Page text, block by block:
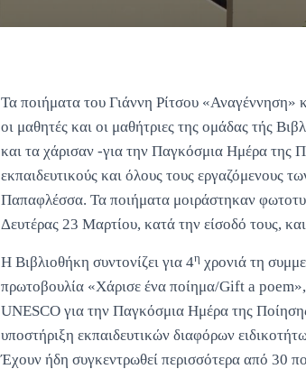
Τα ποιήματα του Γιάννη Ρίτσου «Αναγέννηση»
οι μαθητές και οι μαθήτριες της ομάδας τής
και τα χάρισαν -για την Παγκόσμια Ημέρα της
εκπαιδευτικούς και όλους τους εργαζόμενους
Παπαφλέσσα. Τα ποιήματα μοιράστηκαν
Δευτέρας 23 Μαρτίου, κατά την είσοδό τους,
Η Βιβλιοθήκη συντονίζει για 4η χρονιά τη
πρωτοβουλία «Χάρισε ένα ποίημα/Gift a
UNESCO για την Παγκόσμια Ημέρα της
υποστήριξη εκπαιδευτικών διαφόρων
Έχουν ήδη συγκεντρωθεί περισσότερα από 30